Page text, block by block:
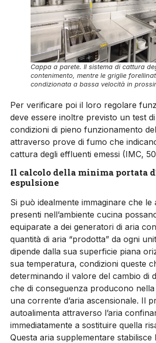
Cappa a parete. Il sistema di cattura
contenimento, mentre le griglie
condizionata a bassa velocità in
Per verificare poi il loro regolare
deve essere inoltre previsto un test
condizioni di pieno funzionamento
attraverso prove di fumo che
cattura degli effluenti emessi (IMC,
Il calcolo della minima portata
espulsione
Si può idealmente immaginare che le
presenti nell’ambiente cucina
equiparate a dei generatori di aria
quantità di aria “prodotta” da ogni
dipende dalla sua superficie piana
sua temperatura, condizioni queste
determinando il valore del cambio di
che di conseguenza producono
una corrente d’aria ascensionale. Il
autoalimenta attraverso l’aria
immediatamente a sostituire quella
Questa aria supplementare stabilisce